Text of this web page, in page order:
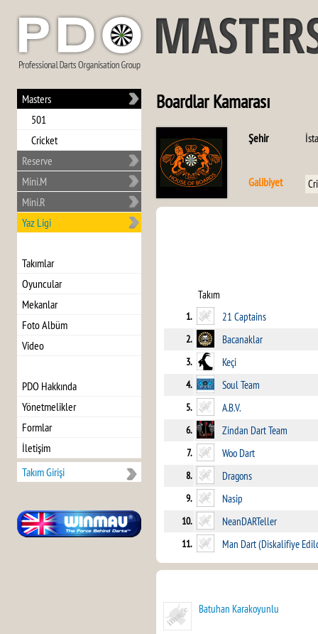
Masters
501
Cricket
Reserve
Mini.M
Mini.R
Yaz Ligi
Takımlar
Oyuncular
Mekanlar
Foto Albüm
Video
PDO Hakkında
Yönetmelikler
Formlar
İletişim
Takım Girişi
Boardlar Kamarası
Şehir
Galibiyet
Takım
1. 21 Captains
2. Bacanaklar
3. Keçi
4. Soul Team
5. A.B.V.
6. Zindan Dart Team
7. Woo Dart
8. Dragons
9. Nasip
10. NeanDARTeller
11. Man Dart (Diskalifiye
Batuhan Karakoyunlu